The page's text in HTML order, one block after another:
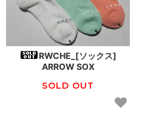
RWCHE_[ソックス]
ARROW SOX
SOLD OUT